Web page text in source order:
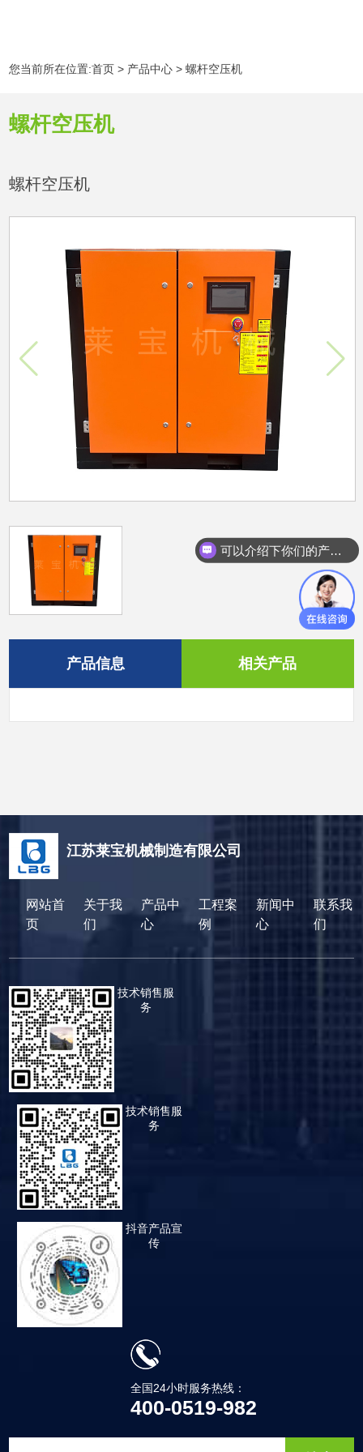
您当前所在位置:首页 > 产品中心 >螺杆空压机
螺杆空压机
螺杆空压机
产品信息 相关产品
江苏莱宝机械制造有限公司
网站首
页
关于我
们
产品中
心
工程案
例
新闻中
心
联系我
们
技术销售服
务
技术销售服
务
抖音产品宣
传
全国24小时服务热线：
400-0519-982
可以介绍下你们的产品么？